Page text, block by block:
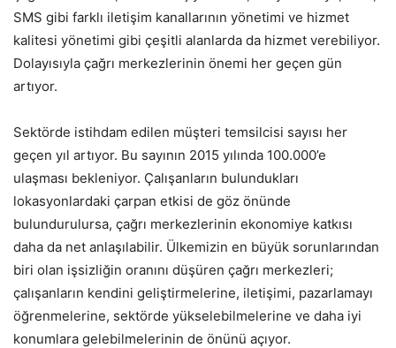
SMS gibi farklı iletişim kanallarının yönetimi ve hizmet
kalitesi yönetimi gibi çeşitli alanlarda da hizmet verebiliyor.
Dolayısıyla çağrı merkezlerinin önemi her geçen gün
artıyor.
Sektörde istihdam edilen müşteri temsilcisi sayısı her
geçen yıl artıyor. Bu sayının 2015 yılında 100.000’e
ulaşması bekleniyor. Çalışanların bulundukları
lokasyonlardaki çarpan etkisi de göz önünde
bulundurulursa, çağrı merkezlerinin ekonomiye katkısı
daha da net anlaşılabilir. Ülkemizin en büyük sorunlarından
biri olan işsizliğin oranını düşüren çağrı merkezleri;
çalışanların kendini geliştirmelerine, iletişimi, pazarlamayı
öğrenmelerine, sektörde yükselebilmelerine ve daha iyi
konumlara gelebilmelerinin de önünü açıyor.